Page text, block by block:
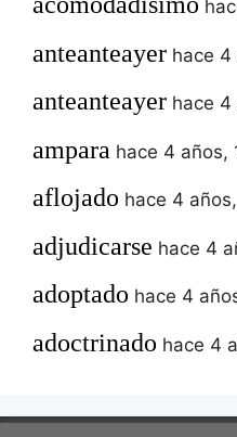
anteanteayer hace 4
anteanteayer hace 4
ampara hace 4 años,
aflojado hace 4
adjudicarse hace 4
adoptado hace 4
adoctrinado hace 4